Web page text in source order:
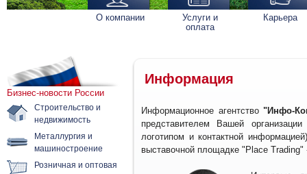
О компании Услуги и
оплата
Карьера
Бизнес-новости России
Строительство и
недвижимость
Металлургия и
машиностроение
Розничная и оптовая
Информация
Информационное агентство "Инфо-
представителем Вашей
логотипом и контактной
выставочной площадке "Place